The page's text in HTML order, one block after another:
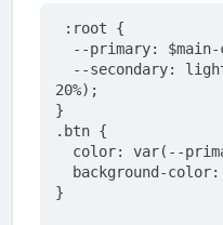
:root {
--primary:
--secondary:
20%);
}
.btn {
color: var(--
background-color:
}